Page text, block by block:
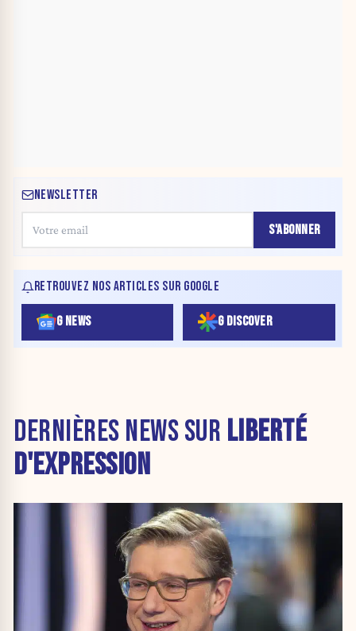
NEWSLETTER
S'ABONNER
RETROUVEZ NOS ARTICLES SUR GOOGLE
G NEWS G DISCOVER
DERNIÈRES NEWS SUR LIBERTÉ
D'EXPRESSION